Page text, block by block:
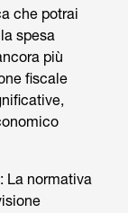
che potrai
spesa
più
fiscale
La normativa